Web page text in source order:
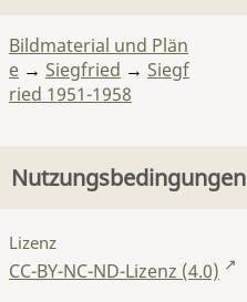
Bildmaterial und Plän
e → Siegfried → Siegf
ried 1951-1958
Nutzungsbedingungen
Lizenz
CC-BY-NC-ND-Lizenz (4.0)